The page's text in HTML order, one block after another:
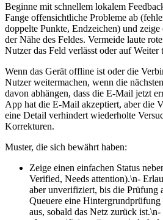
Beginne mit schnellem lokalem
Fange offensichtliche Probleme ab
doppelte Punkte, Endzeichen) und
der Nähe des Feldes. Vermeide laute
Nutzer das Feld verlässt oder auf Weiter
Wenn das Gerät offline ist oder die
Nutzer weitermachen, wenn die
davon abhängen, dass die E‑Mail jetzt
App hat die E‑Mail akzeptiert, aber die
eine Detail verhindert wiederholte
Korrekturen.
Muster, die sich bewährt haben:
Zeige einen einfachen Status
Verified, Needs attention).\n-
aber unverifiziert, bis die Prüfung
Queuere eine Hintergrundprüfung
aus, sobald das Netz zurück